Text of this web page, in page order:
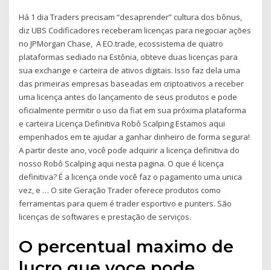
Há 1 dia Traders precisam “desaprender” cultura dos bônus,
diz UBS Codificadores receberam licenças para negociar ações
no JPMorgan Chase, A EO.trade, ecossistema de quatro
plataformas sediado na Estônia, obteve duas licenças para
sua exchange e carteira de ativos digitais. Isso faz dela uma
das primeiras empresas baseadas em criptoativos a receber
uma licença antes do lançamento de seus produtos e pode
oficialmente permitir o uso da fiat em sua próxima plataforma
e carteira Licença Definitiva Robô Scalping Estamos aqui
empenhados em te ajudar a ganhar dinheiro de forma segura!
A partir deste ano, você pode adquirir a licença definitiva do
nosso Robô Scalping aqui nesta pagina. O que é licença
definitiva? É a licença onde você faz o pagamento uma unica
vez, e … O site Geração Trader oferece produtos como
ferramentas para quem é trader esportivo e punters. São
licenças de softwares e prestação de serviços.
O percentual maximo de